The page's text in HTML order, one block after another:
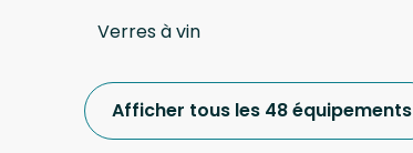
Verres à vin
Afficher tous les 48 équipements